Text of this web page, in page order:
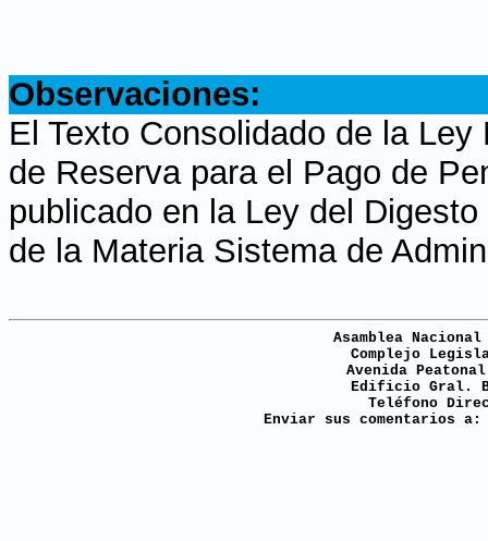
Observaciones:
El Texto Consolidado de la
de Reserva para el Pago de
publicado en la Ley del
de la Materia Sistema de
Asamblea
Complejo
Avenida
Edificio Gral.
Teléfono
Enviar sus comentarios